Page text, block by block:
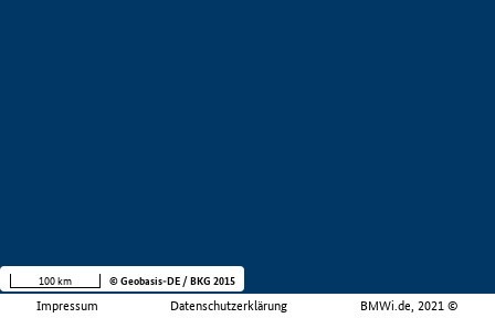
Impressum Datenschutzerklärung BMWi.de, 2021 ©
100 km © Geobasis-DE / BKG 2015